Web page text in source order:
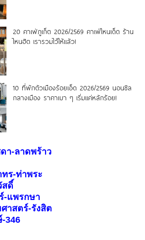
20 คาเฟ่ภูเก็ต 2026/2569 คาเฟ่ไหนเด็ด ร้าน
ไหนฮิต เรารวมไว้ให้แล้ว!
10 ที่พักตัวเมืองร้อยเอ็ด 2026/2569 นอนชิล
กลางเมือง ราคาเบา ๆ เริ่มแค่หลักร้อย!
า-ลาดพร้าว
ทร-ท่าพระ
สดิ์
-แพรกษา
าสตร์-รังสิต
346